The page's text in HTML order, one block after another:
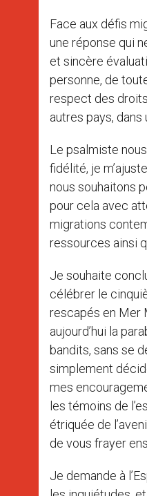
Face aux défis
une réponse qui
et sincère
personne, de
respect des
autres pays,
Le psalmiste
fidélité, je
nous souhaitons
pour cela avec
migrations
ressources ainsi
Je souhaite
célébrer le
rescapés en Mer
aujourd’hui la
bandits, sans se
simplement
mes
les témoins de
étriquée de
de vous frayer
Je demande à